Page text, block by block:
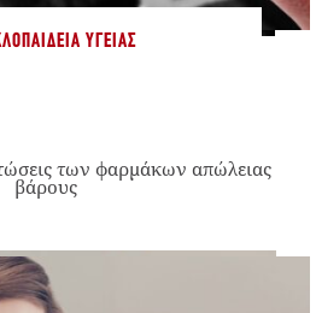
ΥΓΕΊΑΣ
των φαρμάκων απώλειας
βάρους